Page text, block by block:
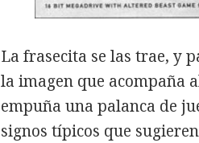
La frasecita se las trae, y
la imagen que acompaña
empuña una palanca de
signos típicos que